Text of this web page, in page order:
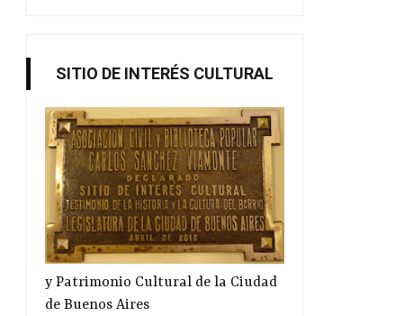
SITIO DE INTERÉS CULTURAL
y Patrimonio Cultural de la Ciudad
de Buenos Aires